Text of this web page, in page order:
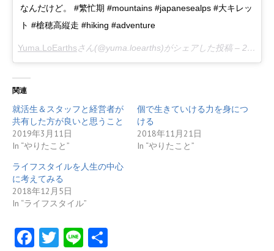
なんだけど。 #繁忙期 #mountains #japanesealps #大キレッ
ト #槍穂高縦走 #hiking #adventure
Yuma.LoEarthsさん(@yuma.loearths)がシェアした投稿 – 2018年 8月月12日午前4時54分PDT
関連
就活生＆スタッフと経営者が
共有した方が良いと思うこと
2019年3月11日
In “やりたこと”
個で生きていける力を身につ
ける
2018年11月21日
In “やりたこと”
ライフスタイルを人生の中心
に考えてみる
2018年12月5日
In “ライフスタイル”
Fa T Li